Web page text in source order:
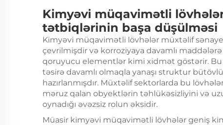
Kimyəvi müqavimətli
tətbiqlərinin başa düşülməsi
Kimyəvi müqavimətli lövhələr müxtəlif
çevrilmişdir və korroziyaya davamlı
qoruyucu elementlər kimi xidmət göstərir.
təsirə davamlı olmaqla yanaşı struktur
hazırlanmışdır. Müxtəlif sektorlarda bu
məruz qalan obyektlərin təhlükəsizliyini və
oynadığı əvəzsiz rolun əksidir.
Müasir kimyəvi müqavimətli lövhələr geniş